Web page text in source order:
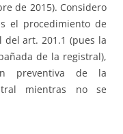
de 2015). Considero
el procedimiento de
art. 201.1 (pues la
de la registral),
preventiva de la
mientras no se